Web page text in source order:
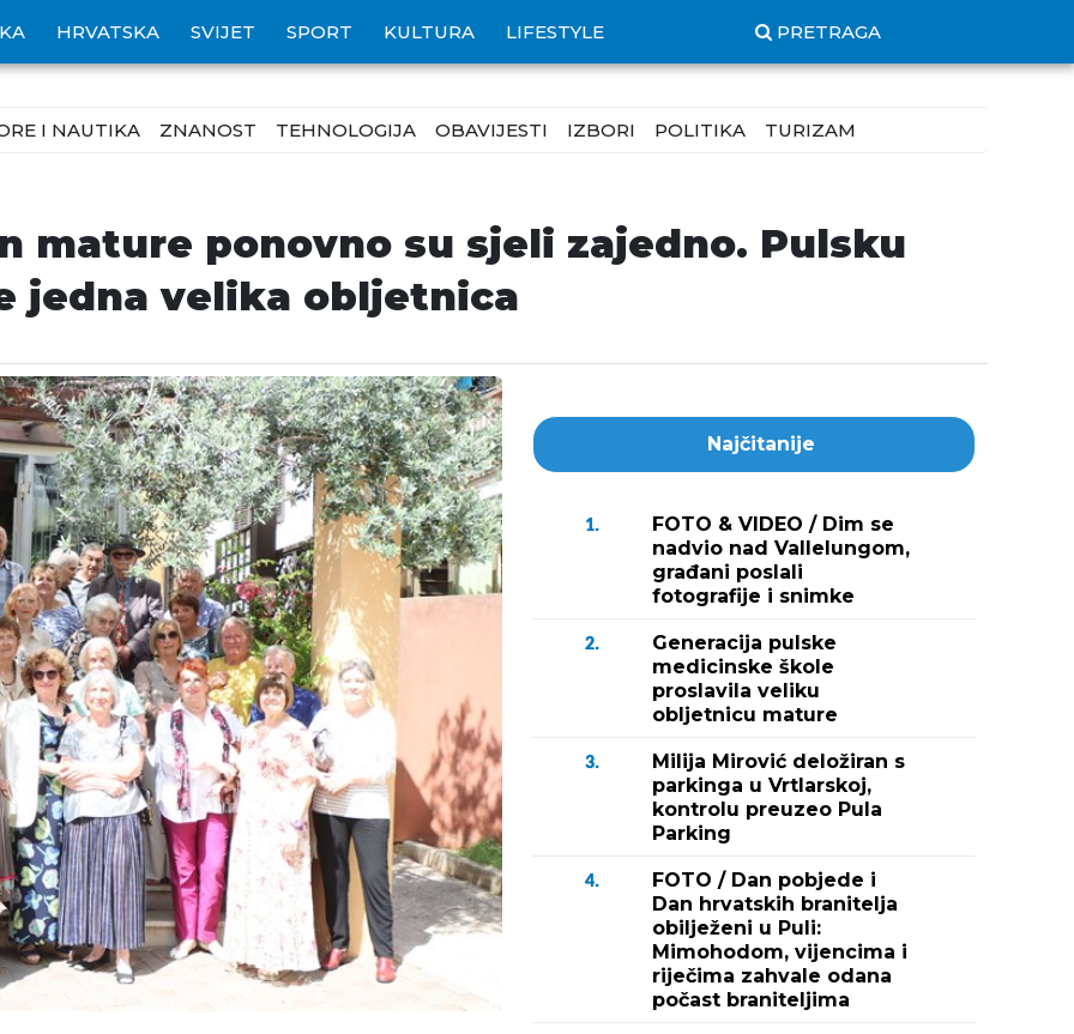
HRVATSKA SVIJET SPORT KULTURA LIFESTYLE PRETRAGA
I NAUTIKA ZNANOST TEHNOLOGIJA OBAVIJESTI IZBORI POLITIKA TURIZAM
mature ponovno su sjeli zajedno. Pulsku
jedna velika obljetnica
Najčitanije
1.
FOTO & VIDEO / Dim se
nadvio nad Vallelungom,
građani poslali
fotografije i snimke
2.
Generacija pulske
medicinske škole
proslavila veliku
obljetnicu mature
3.
Milija Mirović deložiran s
parkinga u Vrtlarskoj,
kontrolu preuzeo Pula
Parking
4.
FOTO / Dan pobjede i
Dan hrvatskih branitelja
obilježeni u Puli:
Mimohodom, vijencima i
riječima zahvale odana
počast braniteljima